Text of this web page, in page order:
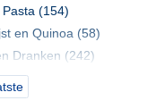
(154)
en Quinoa (58)
Dranken (242)
Zoetstoffen (103)
& Raw Food (200)